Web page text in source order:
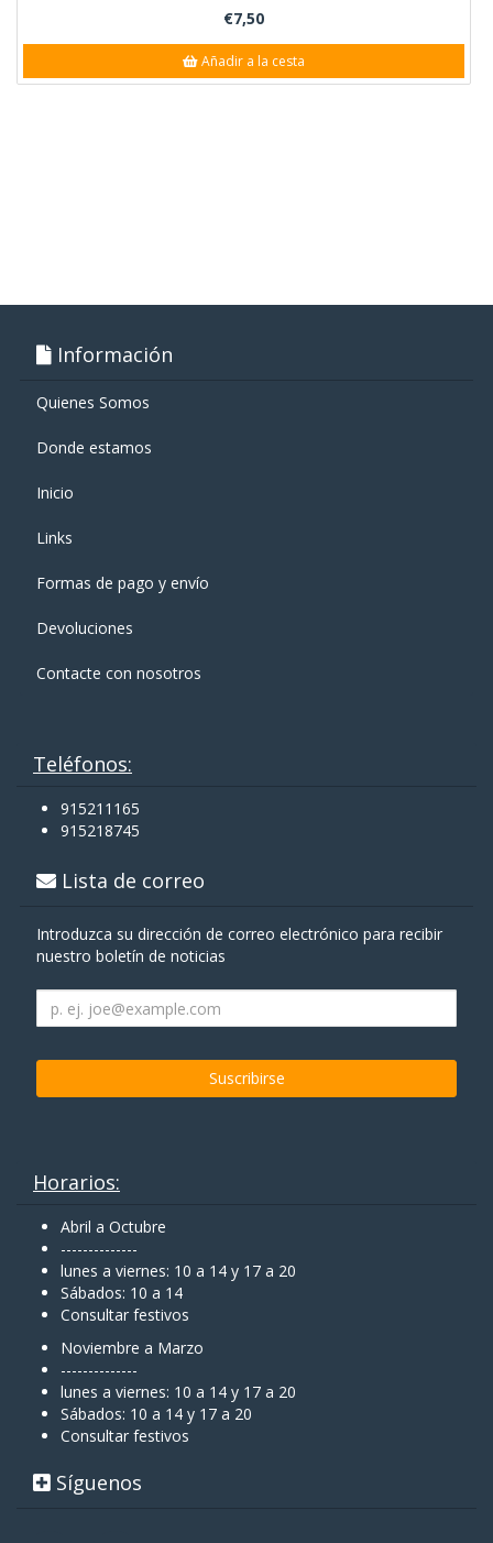
€7,50
Añadir a la cesta
Información
Quienes Somos
Donde estamos
Inicio
Links
Formas de pago y enví­o
Devoluciones
Contacte con nosotros
Teléfonos:
915211165
915218745
Lista de correo
Introduzca su dirección de correo electrónico para recibir
nuestro boletín de noticias
Horarios:
Abril a Octubre
--------------
lunes a viernes: 10 a 14 y 17 a 20
Sábados: 10 a 14
Consultar festivos
Noviembre a Marzo
--------------
lunes a viernes: 10 a 14 y 17 a 20
Sábados: 10 a 14 y 17 a 20
Consultar festivos
Síguenos